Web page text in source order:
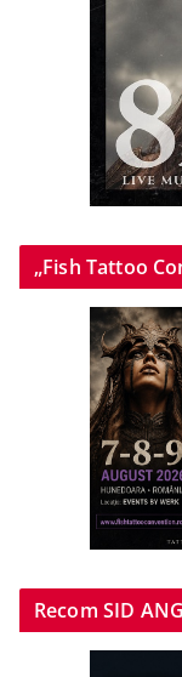
„Fish Tattoo
Recom SID